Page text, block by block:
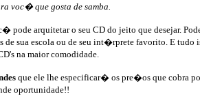
voc� que gosta de samba.
arquitetar o seu CD do jeito que desejar.
de sua escola ou de seu int�rprete favorito. E
na maior comodidade.
que ele lhe especificar� os pre�os que cobra
oportunidade!!